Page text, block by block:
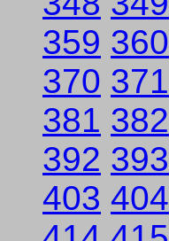
359 360
370 371
381 382
392 393
403 404